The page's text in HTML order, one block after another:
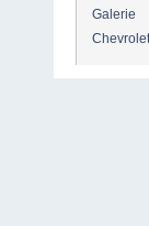
Galerie